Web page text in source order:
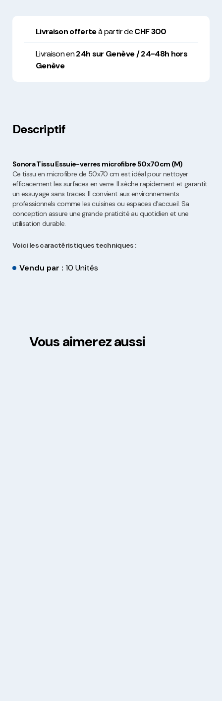
Livraison offerteà partir deCHF 300
Livraison en24h sur Genève / 24-48h hors
Genève
Descriptif
Sonora Tissu Essuie-verres microfibre 50x70cm (M)
Ce tissu en microfibre de 50x70 cm est idéal pour nettoyer
efficacement les surfaces en verre. Il sèche rapidement et garantit
un essuyage sans traces. Il convient aux environnements
professionnels comme les cuisines ou espaces d'accueil. Sa
conception assure une grande praticité au quotidien et une
utilisation durable.
Voici les caractéristiques techniques :
Vendu par : 10 Unités
Vous aimerez aussi